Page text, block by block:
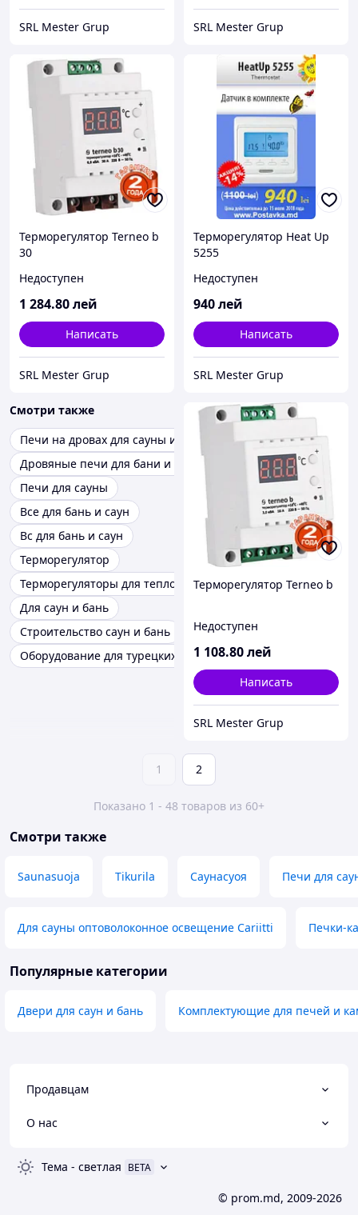
SRL Mester Grup SRL Mester Grup
Терморегулятор Terneo b
30
Недоступен
1 284.80лей
Написать
SRL Mester Grup
Терморегулятор Heat Up
5255
Недоступен
940лей
Написать
SRL Mester Grup
Смотри также
Печи на дровах для сауны и бани
Дровяные печи для бани и сауны
Печи для сауны
Все для бань и саун
Вс для бань и саун
Терморегулятор
Терморегуляторы для теплого пола
Для саун и бань
Строительство саун и бань
Оборудование для турецких бань хаммамов
Терморегулятор Terneo b
Недоступен
1 108.80лей
Написать
SRL Mester Grup
1 2
Показано 1 - 48 товаров из 60+
Смотри также
Saunasuoja Tikurila Саунасуоя Печи для
Для сауны оптоволоконное освещение Cariitti Печки-
Популярные категории
Двери для саун и бань Комплектующие для печей и
Продавцам
О нас
Тема - светлая BETA
© prom.md, 2009-2026